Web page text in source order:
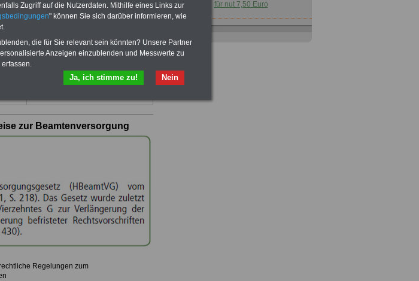
Für nur 15,00 Euro bei einerLaufzeit
von 12 Monatenbleiben Sie zu den
zur Beamtenversorgung -Online.
Sie finden im Portal des PDF-
SERVICE zehn Bücher bzw. eBooks
zum herunterladen, lesen und
zur Beamtenversorgung
Regelungen zum
für nut 7,50 Euro
OnlineBuch Nebentätigkeit sind Sie
für nur 7,50 Euro auf der sicheren Seite
Zugriff auf die Nutzerdaten. Mithilfe eines Links zur
" können Sie sich darüber informieren, wie
die für Sie relevant sein könnten? Unsere Partner
Anzeigen einzublenden und Messwerte zu
erfassen.
Nein
Ja, ich stimme zu!